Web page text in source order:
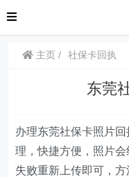
主页 社保卡回执
东莞
办理东莞社保卡照片回
理，快捷方便，照片会
失败重新上传即可，方